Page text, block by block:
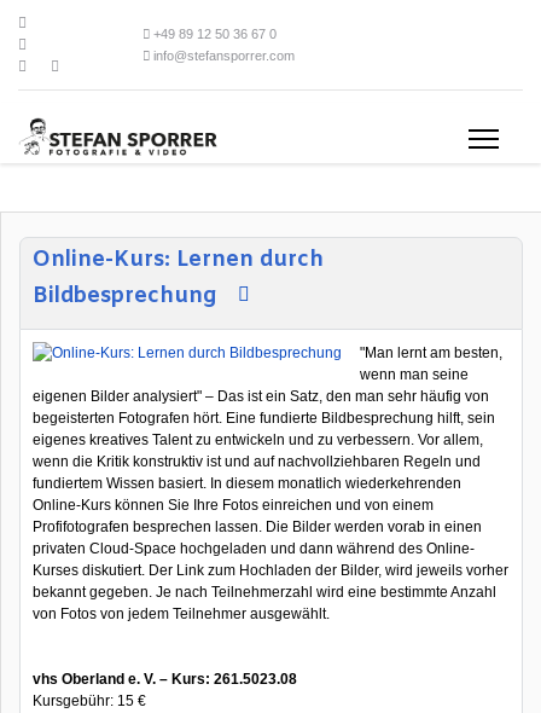
+49 89 12 50 36 67 0
info@stefansporrer.com
Online-Kurs: Lernen durch
Bildbesprechung
"Man lernt am besten,
wenn man seine
eigenen Bilder analysiert" – Das ist ein Satz, den man sehr häufig von
begeisterten Fotografen hört. Eine fundierte Bildbesprechung hilft, sein
eigenes kreatives Talent zu entwickeln und zu verbessern. Vor allem,
wenn die Kritik konstruktiv ist und auf nachvollziehbaren Regeln und
fundiertem Wissen basiert. In diesem monatlich wiederkehrenden
Online-Kurs können Sie Ihre Fotos einreichen und von einem
Profifotografen besprechen lassen. Die Bilder werden vorab in einen
privaten Cloud-Space hochgeladen und dann während des Online-
Kurses diskutiert. Der Link zum Hochladen der Bilder, wird jeweils vorher
bekannt gegeben. Je nach Teilnehmerzahl wird eine bestimmte Anzahl
von Fotos von jedem Teilnehmer ausgewählt.
vhs Oberland e. V. – Kurs: 261.5023.08
Kursgebühr: 15 €